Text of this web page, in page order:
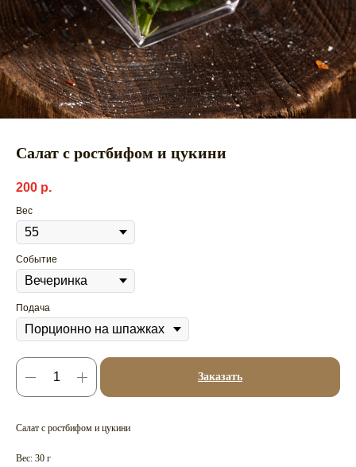
Салат с ростбифом и цукини
200 р.
Вес
Событие
Подача
Заказать
Салат с ростбифом и цукини
Вес: 30 г